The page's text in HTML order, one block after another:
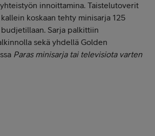
innoittamina. Taistelutoverit
koskaan tehty minisarja 125
Sarja palkittiin
sekä yhdellä Golden
Paras minisarja tai televisiota varten